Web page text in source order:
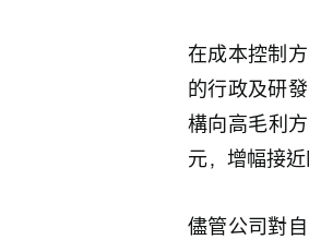
在成本控制
的行政及研
構向高毛利
元，增幅接近
儘管公司對